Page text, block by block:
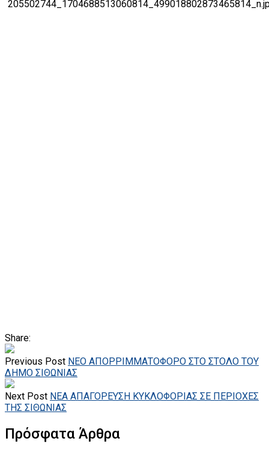
Share:
Previous Post ΝΕΟ ΑΠΟΡΡΙΜΜΑΤΟΦΟΡΟ ΣΤΟ ΣΤΟΛΟ ΤΟΥ
ΔΗΜΟ ΣΙΘΩΝΙΑΣ
Next Post ΝΕΑ ΑΠΑΓΟΡΕΥΣΗ ΚΥΚΛΟΦΟΡΙΑΣ ΣΕ ΠΕΡΙΟΧΕΣ
ΤΗΣ ΣΙΘΩΝΙΑΣ
Πρόσφατα Άρθρα